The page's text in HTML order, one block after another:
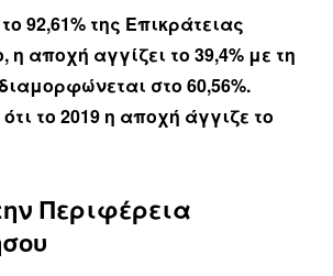
92,61% της Επικράτειας
αποχή αγγίζει το 39,4% με τη
στο 60,56%.
το 2019 η αποχή άγγιζε το
Περιφέρεια